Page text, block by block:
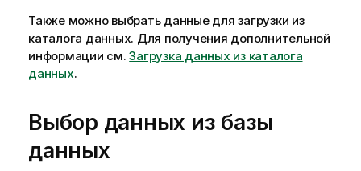
п
р
е
д
р
е
ж
Также можно выбрать данные для загрузки из
каталога данных. Для получения дополнительной
информации см.Загрузка данных из каталога
данных.
Выбор данных из базы
данных